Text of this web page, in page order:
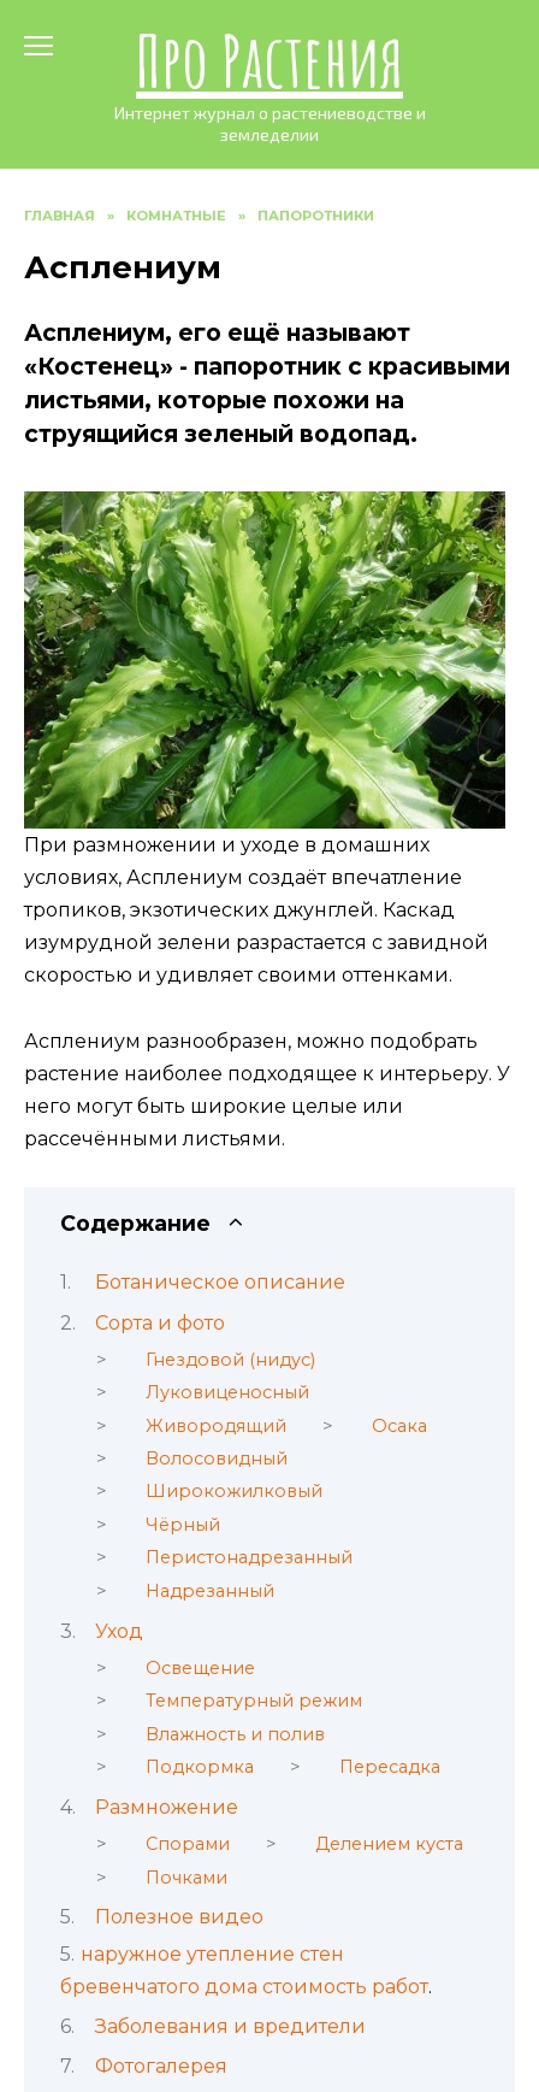
Про Растения
Интернет журнал о растениеводстве и
земледелии
ГЛАВНАЯ » КОМНАТНЫЕ » ПАПОРОТНИКИ
Асплениум
Асплениум, его ещё называют
«Костенец» - папоротник с красивыми
листьями, которые похожи на
струящийся зеленый водопад.
При размножении и уходе в домашних
условиях, Асплениум создаёт впечатление
тропиков, экзотических джунглей. Каскад
изумрудной зелени разрастается с завидной
скоростью и удивляет своими оттенками.
Асплениум разнообразен, можно подобрать
растение наиболее подходящее к интерьеру. У
него могут быть широкие целые или
рассечёнными листьями.
Содержание
Ботаническое описание
Сорта и фото
Гнездовой (нидус)
Луковиценосный
Живородящий
Осака
Волосовидный
Широкожилковый
Чёрный
Перистонадрезанный
Надрезанный
Уход
Освещение
Температурный режим
Влажность и полив
Подкормка
Пересадка
Размножение
Спорами
Делением куста
Почками
Полезное видео
наружное утепление стен
бревенчатого дома стоимость работ.
Заболевания и вредители
Фотогалерея